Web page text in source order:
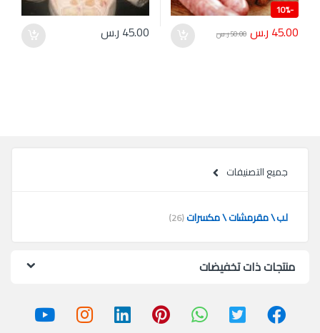
-
10%
45.00 ر.س 50.00ر.س 45.00 ر.س
جميع التصنيفات
لب \ مقرمشات \ مكسرات(26)
منتجات ذات تخفيضات